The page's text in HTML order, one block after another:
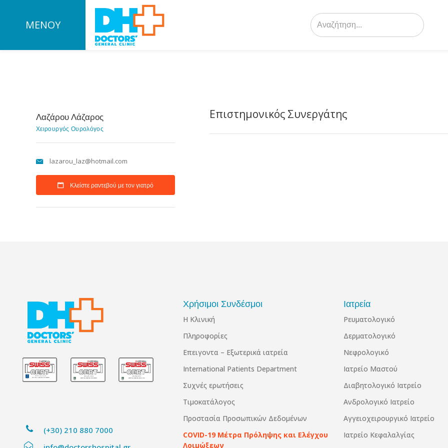
ΜΕΝΟΥ
Search
for:
Λαζάρου Λάζαρος
Χειρουργός Ουρολόγος
lazarou_laz@hotmail.com
Κλείστε ραντεβού με τον γιατρό
Επιστημονικός Συνεργάτης
(+30) 210 880 7000
Χρήσιμοι Συνδέσμοι
Η Κλινική
Πληροφορίες
Επειγοντα – Εξωτερικά ιατρεία
International Patients Department
Συχνές ερωτήσεις
Τιμοκατάλογος
Προστασία Προσωπικών Δεδομένων
COVID-19 Μέτρα Πρόληψης και Ελέγχου
Λοιμώξεων
Ιατρεία
Ρευματολογικό
Δερματολογικό
Νεφρολογικό
Ιατρείο Μαστού
Διαβητολογικό Ιατρείο
Ανδρολογικό Ιατρείο
Αγγειοχειρουργικό Ιατρείο
Ιατρείο Κεφαλαλγίας